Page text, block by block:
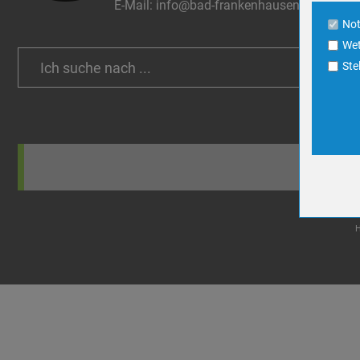
E-Mail: info@bad-frankenhausen.de
Name
Anbieter